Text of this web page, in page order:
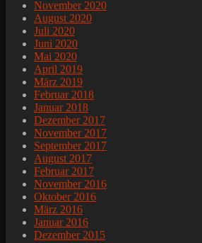
November 2020
August 2020
Juli 2020
Juni 2020
Mai 2020
April 2019
März 2019
Februar 2018
Januar 2018
Dezember 2017
November 2017
September 2017
August 2017
Februar 2017
November 2016
Oktober 2016
März 2016
Januar 2016
Dezember 2015